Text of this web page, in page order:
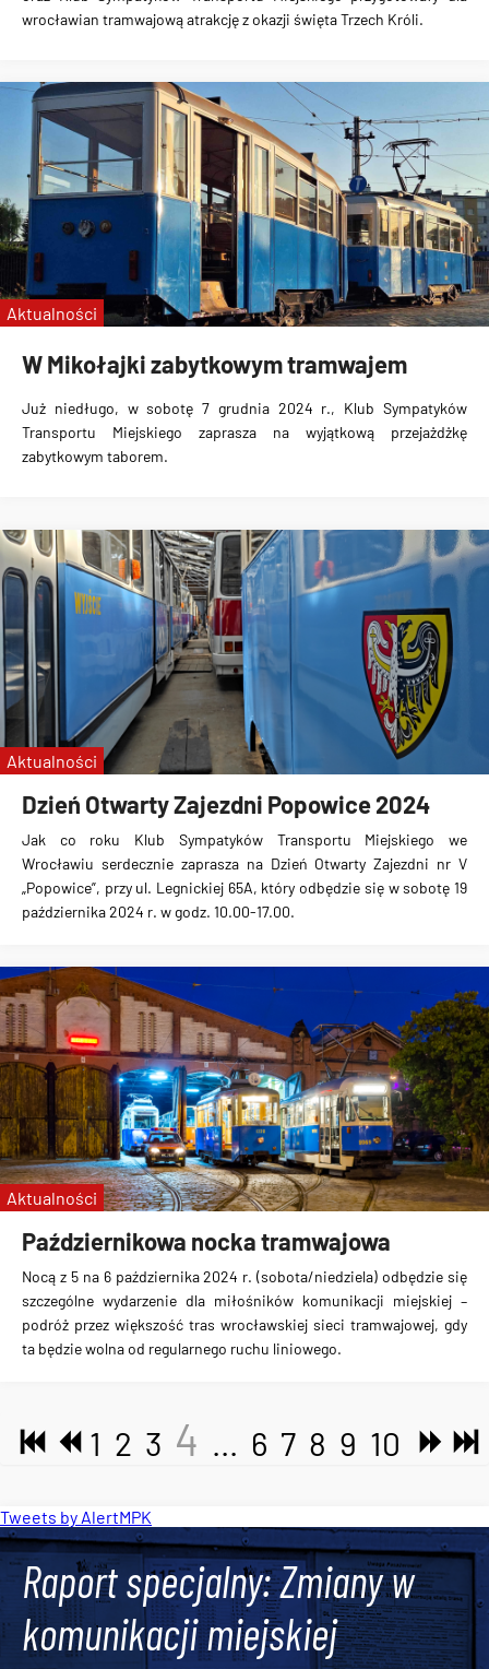
wrocławian tramwajową atrakcję z okazji święta Trzech Króli.
W Mikołajki zabytkowym tramwajem
Już niedługo, w sobotę 7 grudnia 2024 r., Klub Sympatyków
Transportu Miejskiego zaprasza na wyjątkową przejażdżkę
zabytkowym taborem.
Aktualności
Dzień Otwarty Zajezdni Popowice 2024
Jak co roku Klub Sympatyków Transportu Miejskiego we
Wrocławiu serdecznie zaprasza na Dzień Otwarty Zajezdni nr V
„Popowice”, przy ul. Legnickiej 65A, który odbędzie się w sobotę 19
października 2024 r. w godz. 10.00-17.00.
Aktualności
Październikowa nocka tramwajowa
Nocą z 5 na 6 października 2024 r. (sobota/niedziela) odbędzie się
szczególne wydarzenie dla miłośników komunikacji miejskiej –
podróż przez większość tras wrocławskiej sieci tramwajowej, gdy
ta będzie wolna od regularnego ruchu liniowego.
Aktualności
1 2 3 4 ... 6 7 8 9 10
Tweets by AlertMPK
Raport specjalny: Zmiany w
komunikacji miejskiej